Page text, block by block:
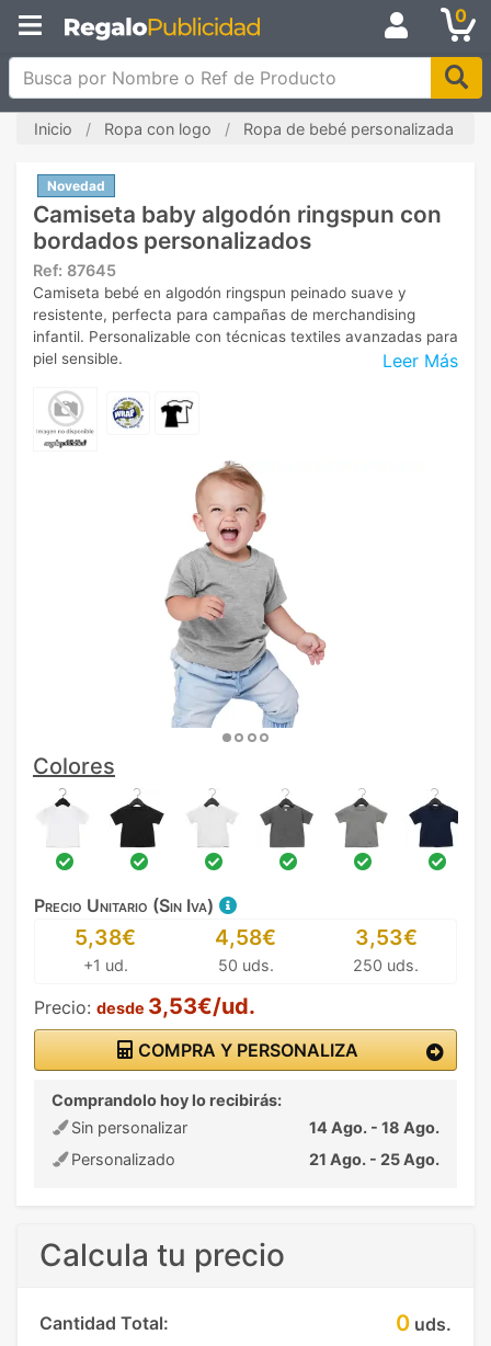
0
Busca por Nombre o Ref de Producto
Inicio Ropa con logo Ropa de bebé personalizada
Novedad
Camiseta baby algodón ringspun con
bordados personalizados
Ref: 87645
Leer Más
Camiseta bebé en algodón ringspun peinado suave y
resistente, perfecta para campañas de merchandising
infantil. Personalizable con técnicas textiles avanzadas para
piel sensible.
Colores
Precio Unitario (Sin Iva)
5,38€
+1 ud.
4,58€
50 uds.
3,53€
250 uds.
Precio: desde 3,53€/ud.
COMPRA Y PERSONALIZA
Comprandolo hoy lo recibirás:
Sin personalizar
14 Ago. - 18 Ago.
Personalizado
21 Ago. - 25 Ago.
Calcula tu precio
Cantidad Total: 0 uds.